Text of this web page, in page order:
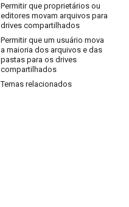
Permitir que proprietários ou
editores movam arquivos para
drives compartilhados
Permitir que um usuário mova
a maioria dos arquivos e das
pastas para os drives
compartilhados
Temas relacionados